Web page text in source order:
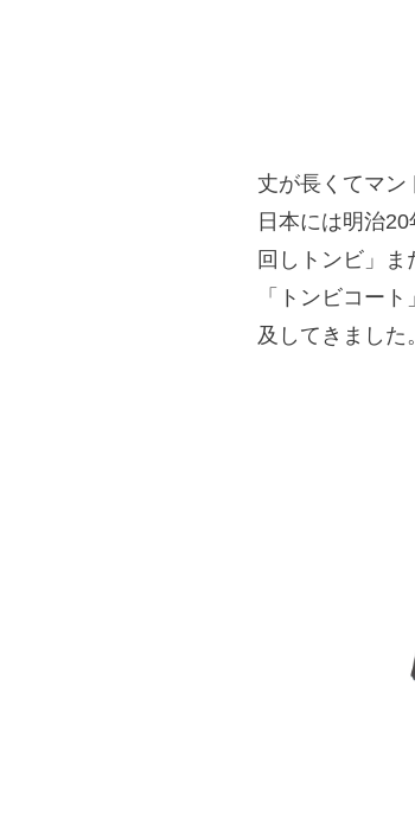
丈が長くてマン
日本には明治
回しトンビ」
「トンビコー
及してきました